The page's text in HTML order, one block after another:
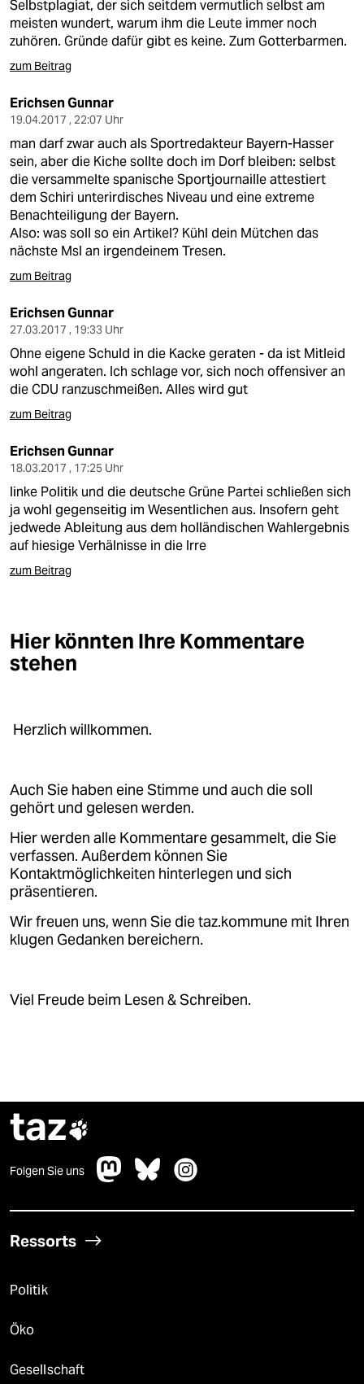
Selbstplagiat, der sich seitdem vermutlich selbst am
meisten wundert, warum ihm die Leute immer noch
zuhören. Gründe dafür gibt es keine. Zum Gotterbarmen.
zum Beitrag
Erichsen Gunnar
19.04.2017 , 22:07 Uhr
man darf zwar auch als Sportredakteur Bayern-Hasser
sein, aber die Kiche sollte doch im Dorf bleiben: selbst
die versammelte spanische Sportjournaille attestiert
dem Schiri unterirdisches Niveau und eine extreme
Benachteiligung der Bayern.
Also: was soll so ein Artikel? Kühl dein Mütchen das
nächste Msl an irgendeinem Tresen.
zum Beitrag
Erichsen Gunnar
27.03.2017 , 19:33 Uhr
Ohne eigene Schuld in die Kacke geraten - da ist Mitleid
wohl angeraten. Ich schlage vor, sich noch offensiver an
die CDU ranzuschmeißen. Alles wird gut
zum Beitrag
Erichsen Gunnar
18.03.2017 , 17:25 Uhr
linke Politik und die deutsche Grüne Partei schließen sich
ja wohl gegenseitig im Wesentlichen aus. Insofern geht
jedwede Ableitung aus dem holländischen Wahlergebnis
auf hiesige Verhälnisse in die Irre
zum Beitrag
Hier könnten Ihre Kommentare
stehen
Herzlich willkommen.
Auch Sie haben eine Stimme und auch die soll
gehört und gelesen werden.
Hier werden alle Kommentare gesammelt, die Sie
verfassen. Außerdem können Sie
Kontaktmöglichkeiten hinterlegen und sich
präsentieren.
Wir freuen uns, wenn Sie die taz.kommune mit Ihren
klugen Gedanken bereichern.
Viel Freude beim Lesen & Schreiben.
taz
Folgen Sie uns
Ressorts
Politik
Öko
Gesellschaft